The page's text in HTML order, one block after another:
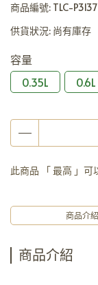
商品編號: TLC-P3137
供貨狀況: 尚有庫存
容量
0.35L
0.6L
此商品 「 最高 」可
商品介紹
商品介紹